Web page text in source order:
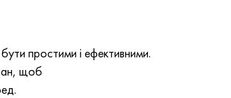
простими і ефективними.
щоб